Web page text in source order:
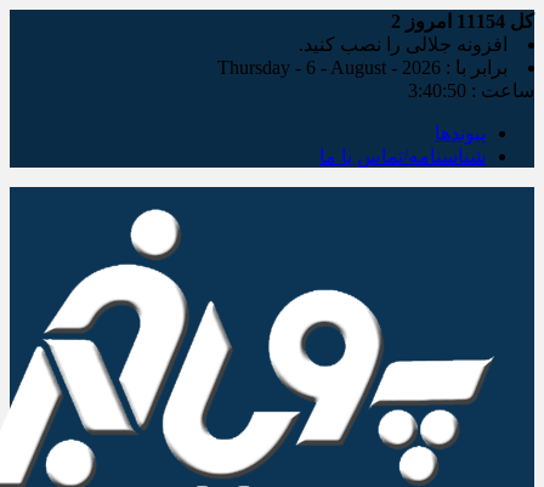
کل امروز 2
افزونه جلالی را نصب کنید.
برابر با : Thursday - 6 - August - 2026
ساعت : 3:40:51
پیوندها
شناسنامه/تماس با ما